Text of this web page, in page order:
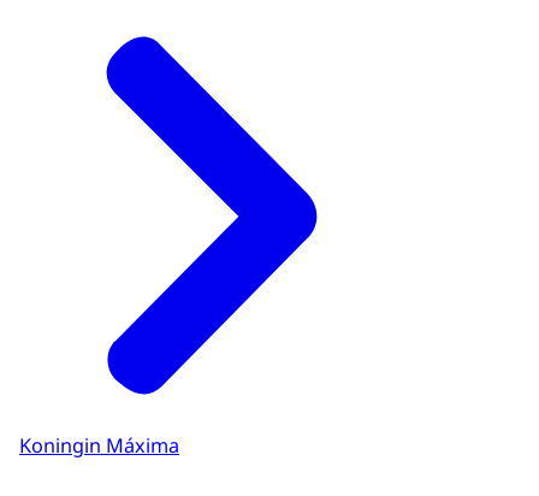
Koningin Máxima